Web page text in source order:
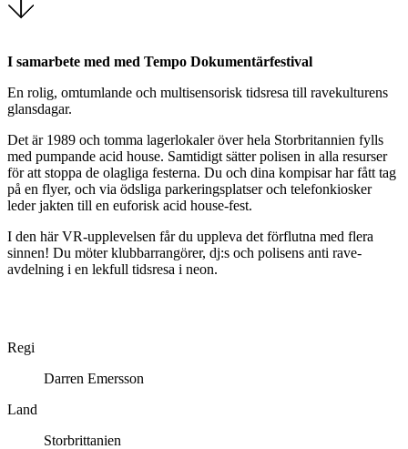
I samarbete med med Tempo Dokumentärfestival
En rolig, omtumlande och multisensorisk tidsresa till ravekulturens
glansdagar.
Det är 1989 och tomma lagerlokaler över hela Storbritannien fylls
med pumpande acid house. Samtidigt sätter polisen in alla resurser
för att stoppa de olagliga festerna. Du och dina kompisar har fått tag
på en flyer, och via ödsliga parkeringsplatser och telefonkiosker
leder jakten till en euforisk acid house-fest.
I den här VR-upplevelsen får du uppleva det förflutna med flera
sinnen! Du möter klubbarrangörer, dj:s och polisens anti rave-
avdelning i en lekfull tidsresa i neon.
Regi
Darren Emersson
Land
Storbrittanien